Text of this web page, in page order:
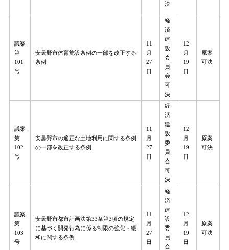
決
議案
第
101
号
安曇野市体育施設条例の一部を改正する
条例
11
月
27
日
経
済
建
設
委
員
会
可
決
12
月
19
日
原案
可決
議案
第
102
号
安曇野市の適正な土地利用に関する条例
の一部を改正する条例
11
月
27
日
経
済
建
設
委
員
会
可
決
12
月
19
日
原案
可決
議案
第
103
号
安曇野市都市計画法第33条第3項の規定
に基づく開発行為に係る制限の強化・緩
和に関する条例
11
月
27
日
経
済
建
設
委
員
会
12
月
19
日
原案
可決